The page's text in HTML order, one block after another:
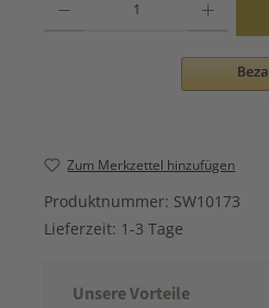
Zum Merkzettel hinzufügen
Produktnummer: SW10173
Lieferzeit: 1-3 Tage
Unsere Vorteile